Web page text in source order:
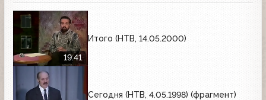
19:41
Итого (НТВ, 14.05.2000)
Сегодня (НТВ, 4.05.1998) (фрагмент)